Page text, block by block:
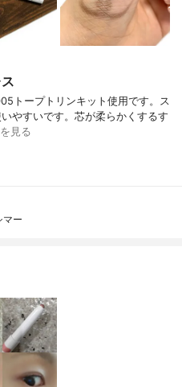
トープトリンキット使用です。ス
やすいです。芯が柔らかくするす
見る
マー